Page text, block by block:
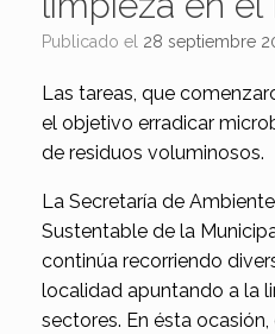
Publicado el 28 septiembre
Las tareas, que
el objetivo erradicar
de residuos voluminosos.
La Secretaría de
Sustentable de la
continúa recorriendo
localidad apuntando a la
sectores. En ésta